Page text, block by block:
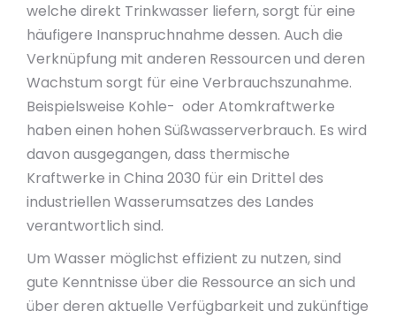
welche direkt Trinkwasser liefern, sorgt für eine
häufigere Inanspruchnahme dessen. Auch die
Verknüpfung mit anderen Ressourcen und deren
Wachstum sorgt für eine Verbrauchszunahme.
Beispielsweise Kohle- oder Atomkraftwerke
haben einen hohen Süßwasserverbrauch. Es wird
davon ausgegangen, dass thermische
Kraftwerke in China 2030 für ein Drittel des
industriellen Wasserumsatzes des Landes
verantwortlich sind.
Um Wasser möglichst effizient zu nutzen, sind
gute Kenntnisse über die Ressource an sich und
über deren aktuelle Verfügbarkeit und zukünftige